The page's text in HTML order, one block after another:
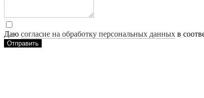
Даю согласие на обработку персональных данных в
Отправить